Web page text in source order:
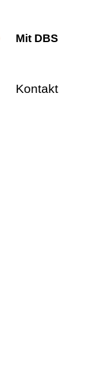
Mit DBS
Kontakt